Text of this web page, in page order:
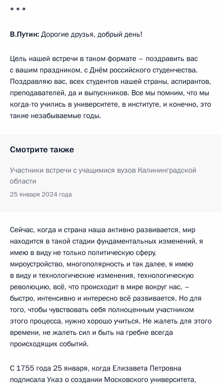
* * *
В.Путин: Дорогие друзья, добрый день!
Цель нашей встречи в таком формате – поздравить вас
с вашим праздником, с Днём российского студенчества.
Поздравляю вас, всех студентов нашей страны, аспирантов,
преподавателей, да и выпускников. Все мы помним, что мы
когда-то учились в университете, в институте, и конечно, это
такие незабываемые годы.
Смотрите также
Участники встречи с учащимися вузов Калининградской
области
25 января 2024 года
Сейчас, когда и страна наша активно развивается, мир
находится в такой стадии фундаментальных изменений, я
имею в виду не только политическую сферу,
мироустройство, многополярность и так далее, я имею
в виду и технологические изменения, технологическую
революцию, всё, что происходит в мире вокруг нас, –
быстро, интенсивно и интересно всё развивается. Но для
того, чтобы чувствовать себя полноценным участником
этого процесса, нужно хорошо учиться. Не жалеть для этого
времени, не жалеть сил и быть на гребне всегда
происходящих событий.
С 1755 года 25 января, когда Елизавета Петровна
подписала Указ о создании Московского университета,